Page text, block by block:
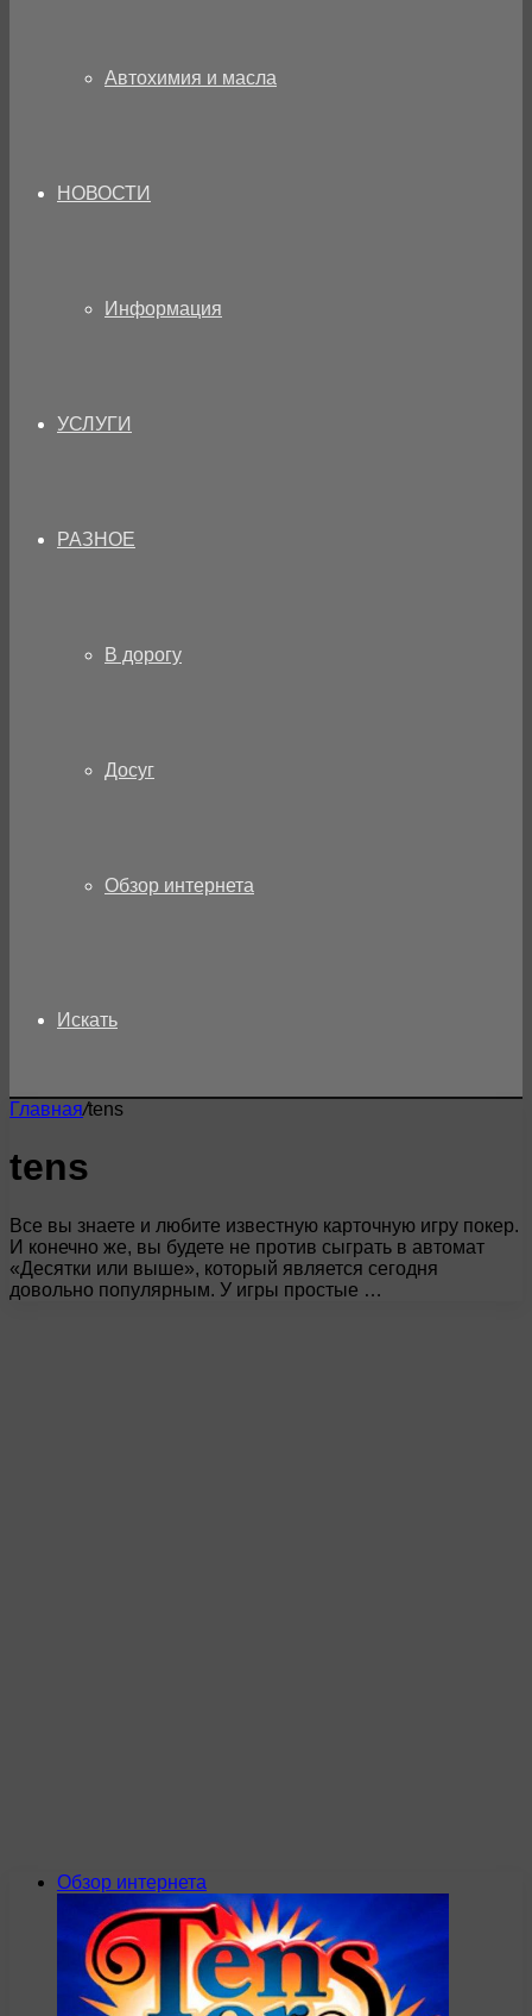
Автохимия и масла
НОВОСТИ
Информация
УСЛУГИ
РАЗНОЕ
В дорогу
Досуг
Обзор интернета
Искать
Главная/tens
tens
Все вы знаете и любите известную карточную игру покер.
И конечно же, вы будете не против сыграть в автомат
«Десятки или выше», который является сегодня
довольно популярным. У игры простые …
Обзор интернета